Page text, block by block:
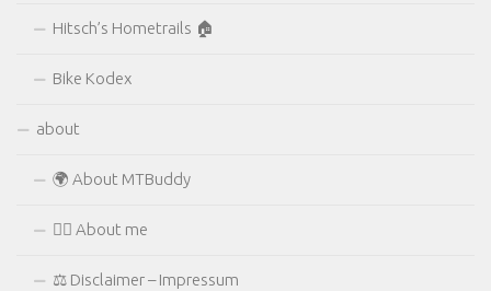
Hitsch’s Hometrails 🏠
Bike Kodex
about
🌍 About MTBuddy
🙋‍♂️ About me
⚖ Disclaimer – Impressum